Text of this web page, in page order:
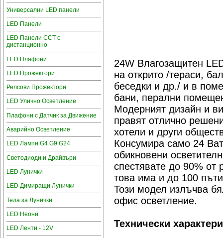
Универсални LED панели
LED Панели
LED Панели CCT с
дистанционно
LED Плафони
LED Прожектори
Релсови Прожектори
LED Улично Осветление
Плафони с Датчик за Движение
Аварийно Осветление
LED Лампи G4 G9 G24
Светодиоди и Драйвъри
LED Лунички
LED Димиращи Лунички
Тела за Лунички
LED Неони
LED Ленти - 12V
24W Влагозащитен
на открито /тераси,
беседки и др./ и в
бани, перални
Модерният дизайн и
правят отлично
хотели и други
Консумира само 24
обикновени
спестявате до 90% от
това има и до 100
Този модел излъчва
офис осветление.
Технически